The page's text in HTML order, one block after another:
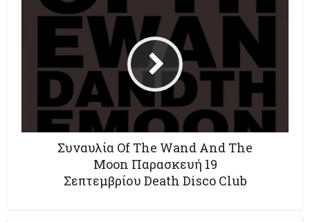
Συναυλία Of The Wand And The
Moon Παρασκευή 19